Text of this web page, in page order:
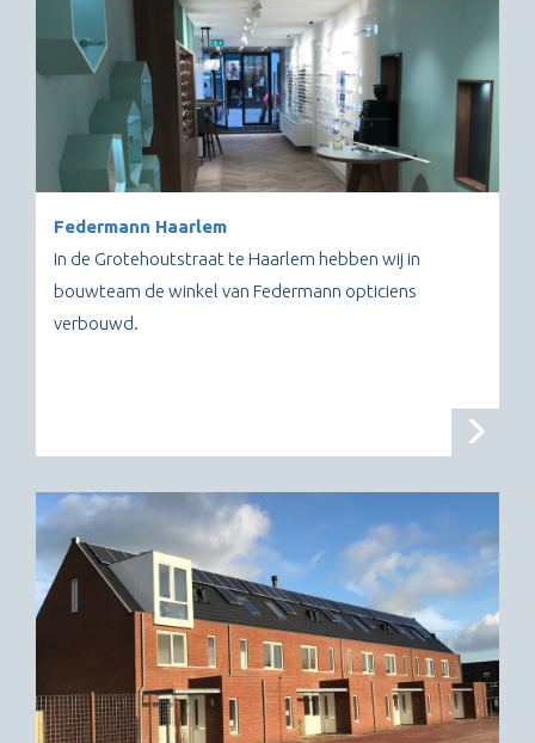
Federmann Haarlem
In de Grotehoutstraat te Haarlem hebben wij in
bouwteam de winkel van Federmann opticiens
verbouwd.